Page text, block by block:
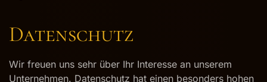
Datenschutz
Wir freuen uns sehr über Ihr Interesse an unserem
Unternehmen. Datenschutz hat einen besonders hohen